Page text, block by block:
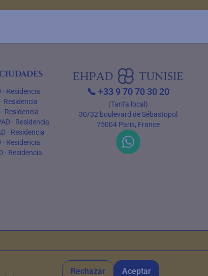
· Residencia
· Residencia
Residencia
· Residencia
· Residencia
· Residencia
· Residencia
📞+33 9 70 70 30 20
(Tarifa local)
30/32 boulevard de Sébastopol
75004 Paris, France
Rechazar Aceptar